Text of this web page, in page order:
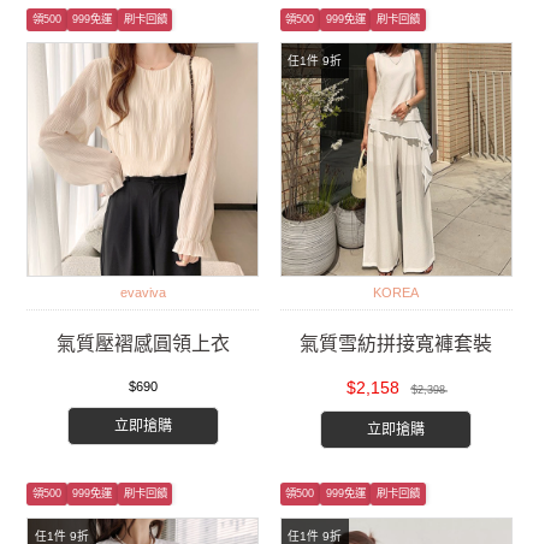
領500 999免運 刷卡回饋
evaviva
氣質壓褶感圓領上衣
$690
立即搶購
任1件 9折
領500 999免運 刷卡回饋
KOREA
氣質雪紡拼接寬褲套裝
$2,158 $2,398
立即搶購
任1件 9折
領500 999免運 刷卡回饋
任1件 9折
領500 999免運 刷卡回饋